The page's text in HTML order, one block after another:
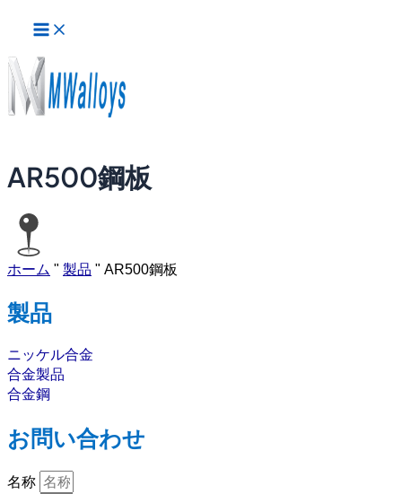
ス
キ
ッ
イ
ン
メ
ニ
ュ
ー
AR500鋼板
ホーム " 製品 " AR500鋼板
製品
ニッケル合金
合金製品
合金鋼
お問い合わせ
名称